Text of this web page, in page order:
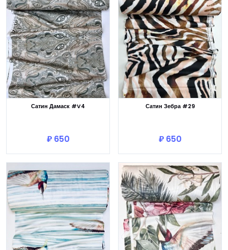
Сатин Дамаск #V4
₽ 650
Сатин Зебра #29
₽ 650